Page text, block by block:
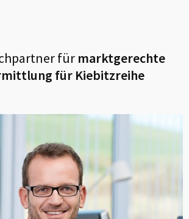
fürmarktgerechte
für Kiebitzreihe